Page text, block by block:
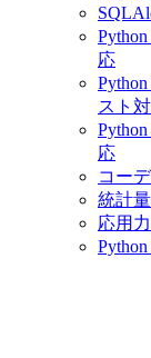
応
スト
応
コー
統計
応用